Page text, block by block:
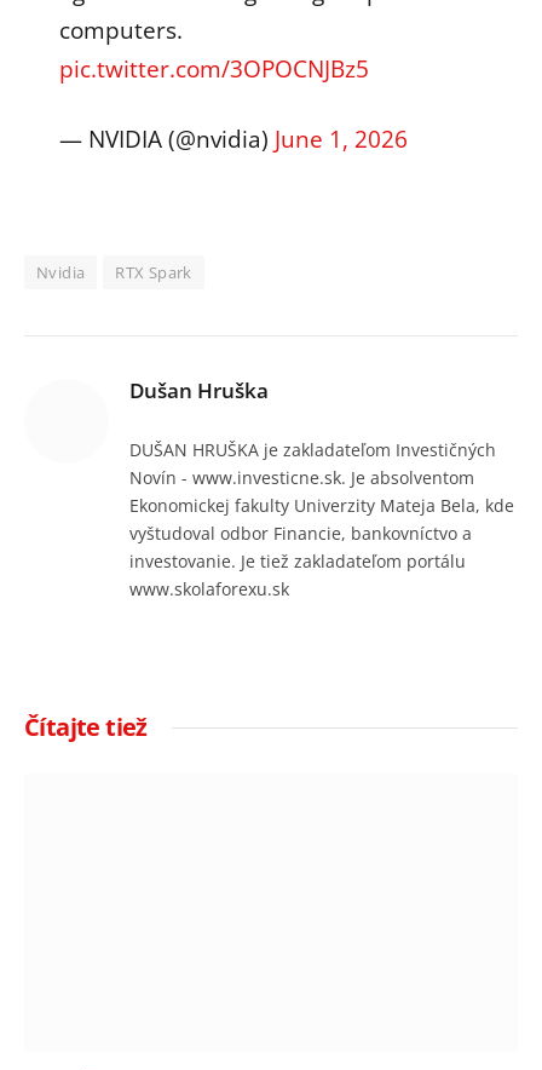
computers.
pic.twitter.com/3OPOCNJBz5
— NVIDIA (@nvidia) June 1, 2026
Nvidia RTX Spark
Dušan Hruška
DUŠAN HRUŠKA je zakladateľom Investičných
Novín - www.investicne.sk. Je absolventom
Ekonomickej fakulty Univerzity Mateja Bela, kde
vyštudoval odbor Financie, bankovníctvo a
investovanie. Je tiež zakladateľom portálu
www.skolaforexu.sk
Čítajte tiež